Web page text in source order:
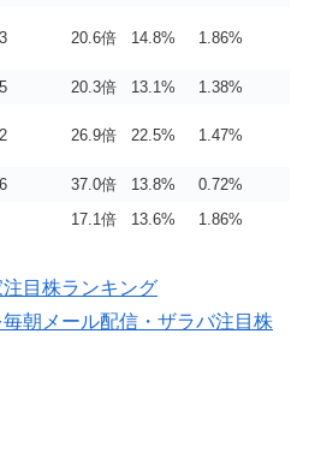
20.6倍 14.8% 1.86%
20.3倍 13.1%
1.38%
26.9倍 22.5% 1.47%
37.0倍 13.8%
0.72%
17.1倍 13.6% 1.86%
目株ランキング
朝メール配信・ザラバ注目株